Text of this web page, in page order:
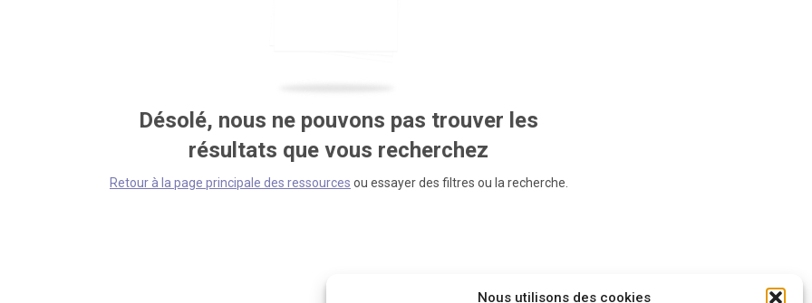
Nous utilisons des cookies
Désolé, nous ne pouvons pas trouver les
résultats que vous recherchez
Retour à la page principale des ressources ou essayer des filtres ou la recherche.